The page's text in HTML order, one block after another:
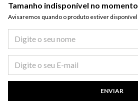
Tamanho indisponível no momento
Avisaremos quando o produto estiver disponível​
ENVIAR